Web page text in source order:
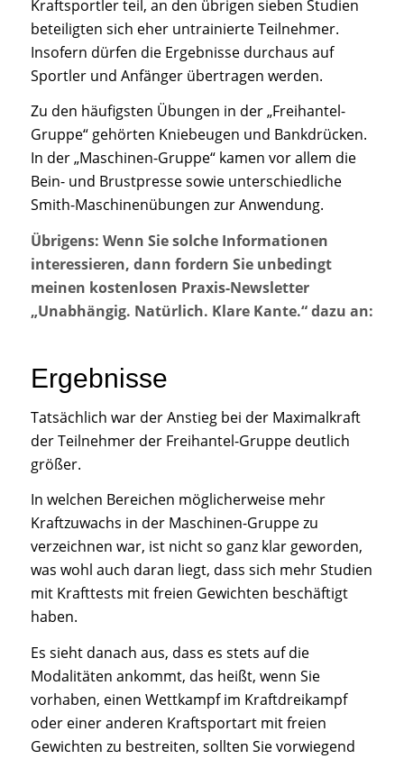
Kraftsportler teil, an den übrigen sieben Studien
beteiligten sich eher untrainierte Teilnehmer.
Insofern dürfen die Ergebnisse durchaus auf
Sportler und Anfänger übertragen werden.
Zu den häufigsten Übungen in der „Freihantel-
Gruppe“ gehörten Kniebeugen und Bankdrücken.
In der „Maschinen-Gruppe“ kamen vor allem die
Bein- und Brustpresse sowie unterschiedliche
Smith-Maschinenübungen zur Anwendung.
Übrigens: Wenn Sie solche Informationen
interessieren, dann fordern Sie unbedingt
meinen kostenlosen Praxis-Newsletter
„Unabhängig. Natürlich. Klare Kante.“ dazu an:
Ergebnisse
Tatsächlich war der Anstieg bei der Maximalkraft
der Teilnehmer der Freihantel-Gruppe deutlich
größer.
In welchen Bereichen möglicherweise mehr
Kraftzuwachs in der Maschinen-Gruppe zu
verzeichnen war, ist nicht so ganz klar geworden,
was wohl auch daran liegt, dass sich mehr Studien
mit Krafttests mit freien Gewichten beschäftigt
haben.
Es sieht danach aus, dass es stets auf die
Modalitäten ankommt, das heißt, wenn Sie
vorhaben, einen Wettkampf im Kraftdreikampf
oder einer anderen Kraftsportart mit freien
Gewichten zu bestreiten, sollten Sie vorwiegend